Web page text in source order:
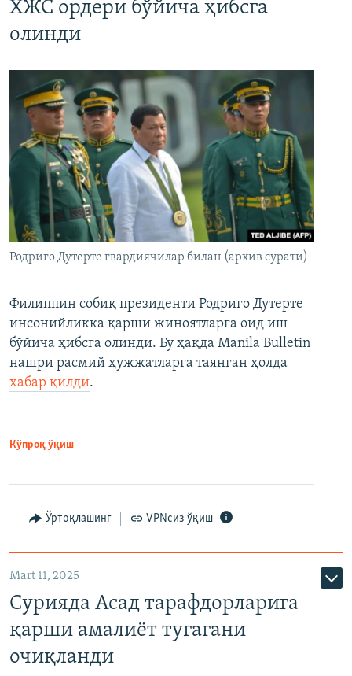
ХЖС ордери бўйича ҳибсга
олинди
Родриго Дутерте гвардиячилар билан (архив сурати)
Филиппин собиқ президенти Родриго Дутерте
инсонийликка қарши жиноятларга оид иш
бўйича ҳибсга олинди. Бу ҳақда Manila Bulletin
нашри расмий ҳужжатларга таянган ҳолда
хабар қилди.
Кўпроқ ўқиш
Ўртоқлашинг VPNсиз ўқиш
Mart 11, 2025
Сурияда Асад тарафдорларига
қарши амалиёт тугагани
очиқланди